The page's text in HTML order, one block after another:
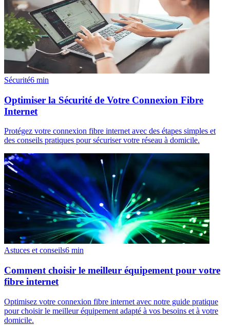
Sécurité6 min
Optimiser la Sécurité de Votre Connexion Fibre
Internet
Protégez votre connexion fibre internet avec des étapes simples et
des conseils pratiques pour sécuriser votre réseau à domicile.
Astuces et conseils6 min
Comment choisir le meilleur équipement pour votre
fibre internet
Optimisez votre connexion fibre internet avec notre guide pratique
pour choisir le meilleur équipement adapté à vos besoins et à votre
domicile.